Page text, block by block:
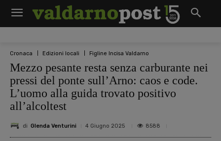
Cronaca Edizioni locali Figline Incisa Valdarno
Mezzo pesante resta senza carburante nei
pressi del ponte sull’Arno: caos e code.
L’uomo alla guida trovato positivo
all’alcoltest
di Glenda Venturini 4 Giugno 2025 8588